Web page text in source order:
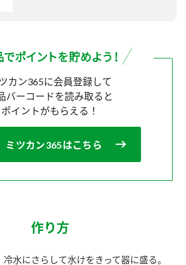
カン365に会員登録して
バーコードを読み取ると
ポイントがもらえる！
ミツカン365はこちら
作り方
水にさらして水けをきって器に盛る。